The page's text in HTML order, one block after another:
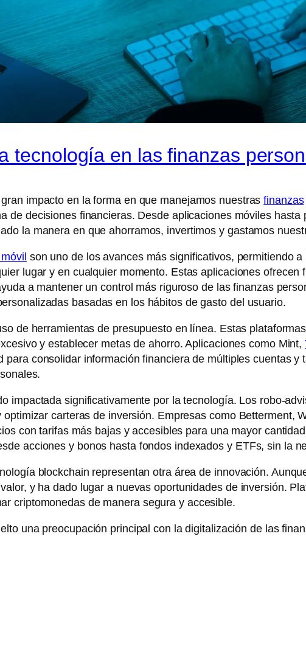
tecnología en las finanzas
impacto en la forma en que manejamos nuestrasfinanzas
de decisiones financieras. Desde aplicaciones móviles
la manera en que ahorramos, invertimos y gastamos
son uno de los avances más significativos, permitiendo
lugar y en cualquier momento. Estas aplicaciones
a mantener un control más riguroso de las finanzas
basadas en los hábitos de gasto del usuario.
de herramientas de presupuesto en línea. Estas
y establecer metas de ahorro. Aplicaciones como Mint,
para consolidar información financiera de múltiples cuentas
impactada significativamente por la tecnología. Los robo-
carteras de inversión. Empresas como Betterment,
con tarifas más bajas y accesibles para una mayor
acciones y bonos hasta fondos indexados y ETFs, sin la
blockchain representan otra área de innovación.
y ha dado lugar a nuevas oportunidades de inversión.
criptomonedas de manera segura y accesible.
una preocupación principal con la digitalización de las